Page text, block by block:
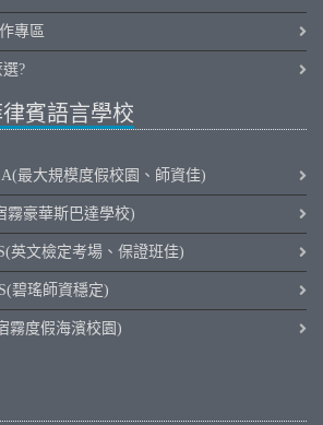
專區
?
賓語言學校
最大規模度假校園、師資佳)
霧豪華斯巴達學校)
英文檢定考場、保證班佳)
碧瑤師資穩定)
霧度假海濱校園)